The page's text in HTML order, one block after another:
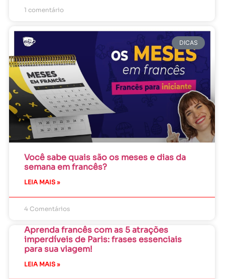
1 comentário
DICAS
Você sabe quais são os meses e dias da
semana em francês?
LEIA MAIS »
4 Comentários
Aprenda francês com as 5 atrações
imperdíveis de Paris: frases essenciais
para sua viagem!
LEIA MAIS »